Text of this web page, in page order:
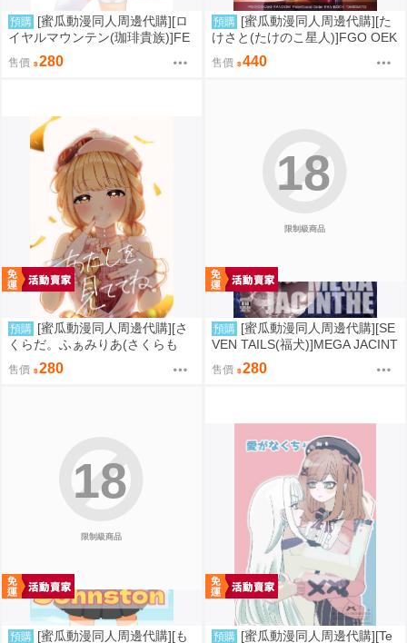
預購 [蜜瓜動漫同人周邊代購][ロ
イヤルマウンテン(珈琲貴族)]FE
TISH ACADEMY(同人誌)
售價 280
預購 [蜜瓜動漫同人周邊代購][た
けさと(たけのこ星人)]FGO OEK
AKI Random5(FGO)(同人誌)
售價 440
預購 [蜜瓜動漫同人周邊代購][さ
くらだ。ふぁみりあ(さくらも
ち)]あたしを、見ててね。(學園
偶像大師)(同人誌)
售價 280
限制級商品
18
預購 [蜜瓜動漫同人周邊代購][SE
VEN TAILS(福犬)]MEGA JACINT
HE(寶可夢)(同人誌)
售價 280
限制級商品
18
預購 [蜜瓜動漫同人周邊代購][も 預購 [蜜瓜動漫同人周邊代購][Te